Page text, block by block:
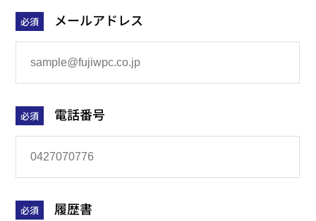
必須 メールアドレス
必須 電話番号
必須 履歴書